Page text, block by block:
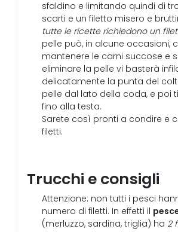
sfaldino e limitando quindi di
scarti e un filetto misero e
tutte le ricette richiedono un
pelle può, in alcune occasioni,
mantenere le carni succose e
eliminare la pelle vi basterà
delicatamente la punta del
pelle dal lato della coda, e poi
fino alla testa.
Sarete così pronti a condire e
filetti.
Trucchi e consigli
Attenzione: non tutti i pesci
numero di filetti. In effetti il
(merluzzo, sardina, triglia) ha 2